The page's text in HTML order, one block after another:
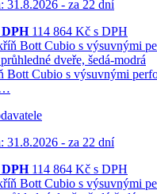
: 31.8.2026 - za 22 dní
DPH 114 864 Kč s DPH
Bott Cubio s výsuvnými
: 31.8.2026 - za 22 dní
DPH 114 864 Kč s DPH